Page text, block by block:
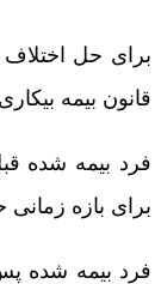
قانون بیمه
فرد بیمه شده
برای بازه زمانی حداقل ۶ ماه بیمه
فرد بیمه شده